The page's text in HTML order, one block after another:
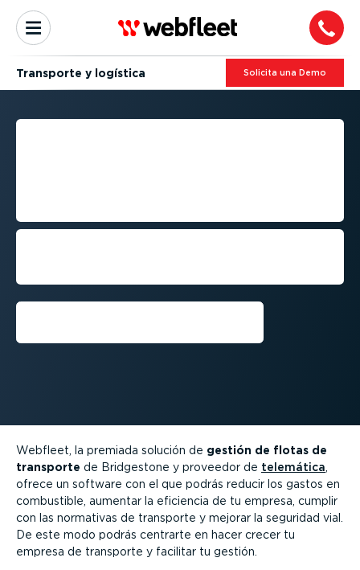
Transporte y logística Solicita una Demo
ALCANZA UNA MEJOR
Aumenta la seguridad con la gestión de
Webfleet, la premiada solución de gestión de flotas de
transporte de Bridgestone y proveedor de telemática
ofrece un software con el que podrás reducir los gastos en
combustible, aumentar la eficiencia de tu empresa, cumplir
con las normativas de transporte y mejorar la seguridad vial.
De este modo podrás centrarte en hacer crecer tu
empresa de transporte y facilitar tu gestión.